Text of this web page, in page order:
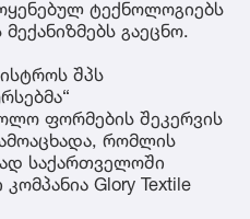
ტექნოლოგიებს
გაეცნო.
შპს
ფორმების შეკერვის
რომლის
საქართველოში
Glory Textile